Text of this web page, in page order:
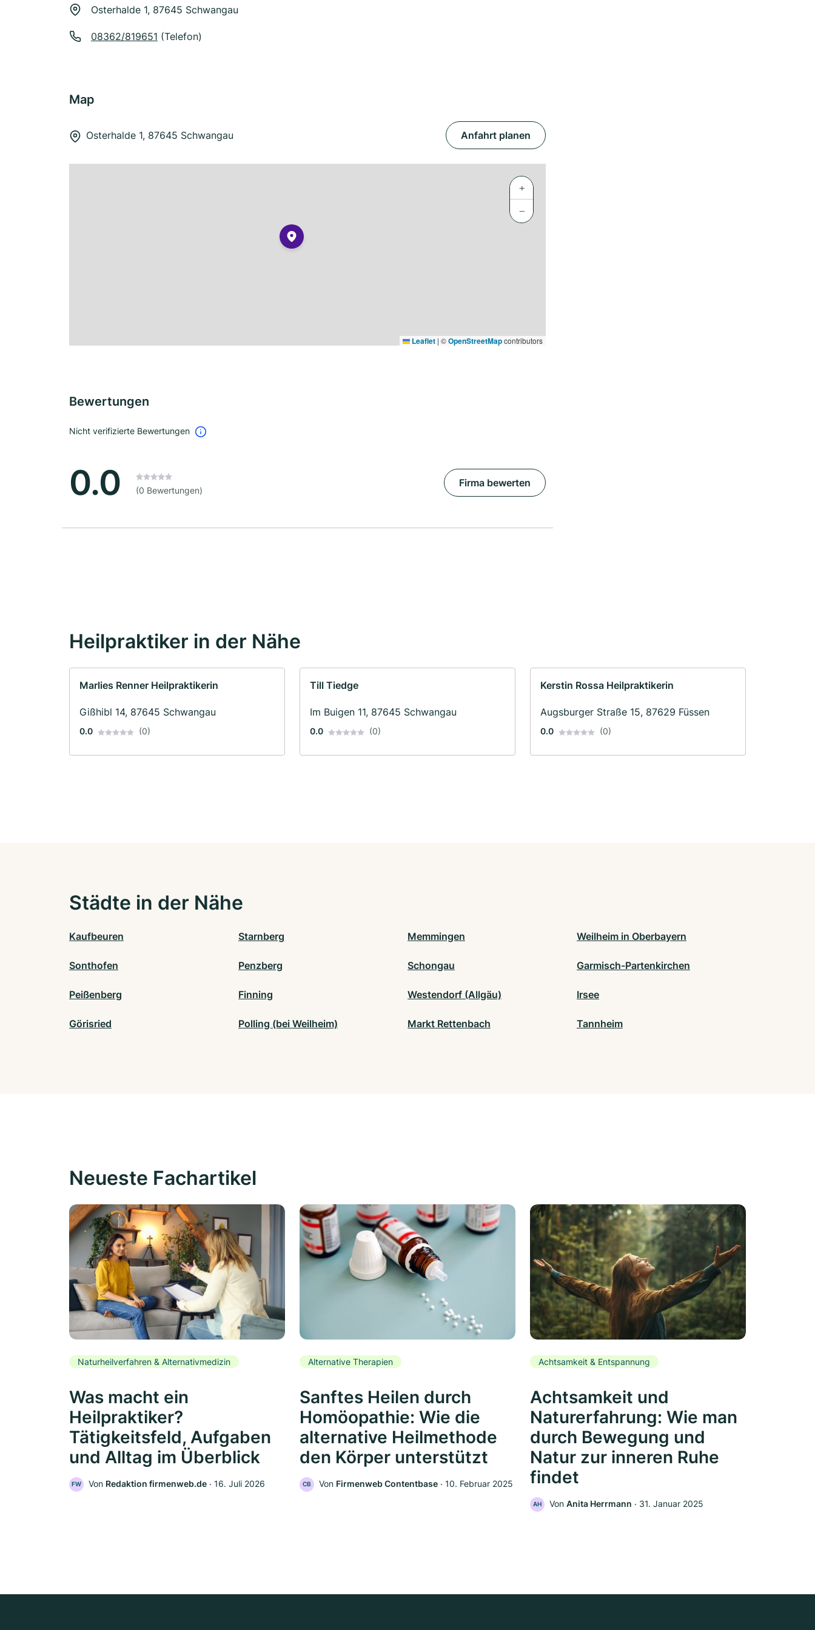
Osterhalde 1, 87645 Schwangau
08362/819651 (Telefon)
Map
Osterhalde 1, 87645 Schwangau Anfahrt planen
+
−
Leaflet | ©OpenStreetMapcontributors
Bewertungen
Nicht verifizierte Bewertungen
0.0 (0 Bewertungen)
Firma bewerten
Heilpraktiker in der Nähe
Marlies Renner Heilpraktikerin
Gißhibl 14, 87645 Schwangau
0.0 (0)
Till Tiedge
Im Buigen 11, 87645 Schwangau
0.0 (0)
Kerstin Rossa Heilpraktikerin
Augsburger Straße 15, 87629 Füssen
0.0 (0)
Städte in der Nähe
Kaufbeuren Starnberg Memmingen Weilheim in Oberbayern
Sonthofen Penzberg Schongau Garmisch-Partenkirchen
Peißenberg Finning Westendorf (Allgäu) Irsee
Görisried Polling (bei Weilheim) Markt Rettenbach Tannheim
Neueste Fachartikel
Naturheilverfahren & Alternativmedizin
Was macht ein
Heilpraktiker?
Tätigkeitsfeld, Aufgaben
und Alltag im Überblick
FW Von Redaktion firmenweb.de ‧ 16. Juli 2026
Alternative Therapien
Sanftes Heilen durch
Homöopathie: Wie die
alternative Heilmethode
den Körper unterstützt
CB Von Firmenweb Contentbase ‧ 10. Februar 2025
Achtsamkeit & Entspannung
Achtsamkeit und
Naturerfahrung: Wie man
durch Bewegung und
Natur zur inneren Ruhe
findet
AH Von Anita Herrmann ‧ 31. Januar 2025